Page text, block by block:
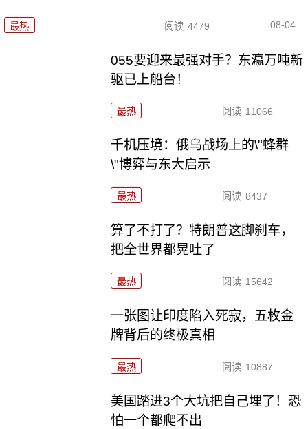
最热 阅读 4479 08-04
055要迎来最强对手？东瀛万吨新
驱已上船台！
最热 阅读 11066
千机压境：俄乌战场上的\"蜂群
\"博弈与东大启示
最热 阅读 8437
算了不打了？特朗普这脚刹车，
把全世界都晃吐了
最热 阅读 15642
一张图让印度陷入死寂，五枚金
牌背后的终极真相
最热 阅读 10887
美国踏进3个大坑把自己埋了！恐
怕一个都爬不出